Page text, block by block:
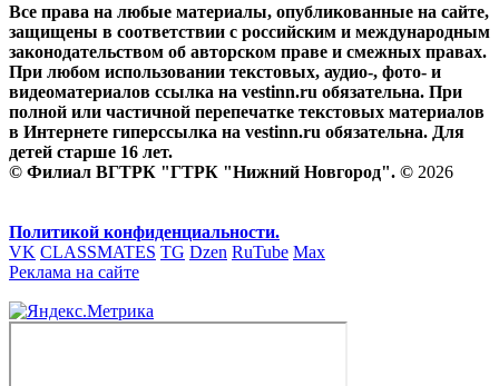
Все права на любые материалы, опубликованные на сайте,
защищены в соответствии с российским и международным
законодательством об авторском праве и смежных правах.
При любом использовании текстовых, аудио-, фото- и
видеоматериалов ссылка на vestinn.ru обязательна. При
полной или частичной перепечатке текстовых материалов
в Интернете гиперссылка на vestinn.ru обязательна. Для
детей старше 16 лет.
© Филиал ВГТРК "ГТРК "Нижний Новгород". © 2026
Политикой конфиденциальности.
VK CLASSMATES TG Dzen RuTube Max
Реклама на сайте